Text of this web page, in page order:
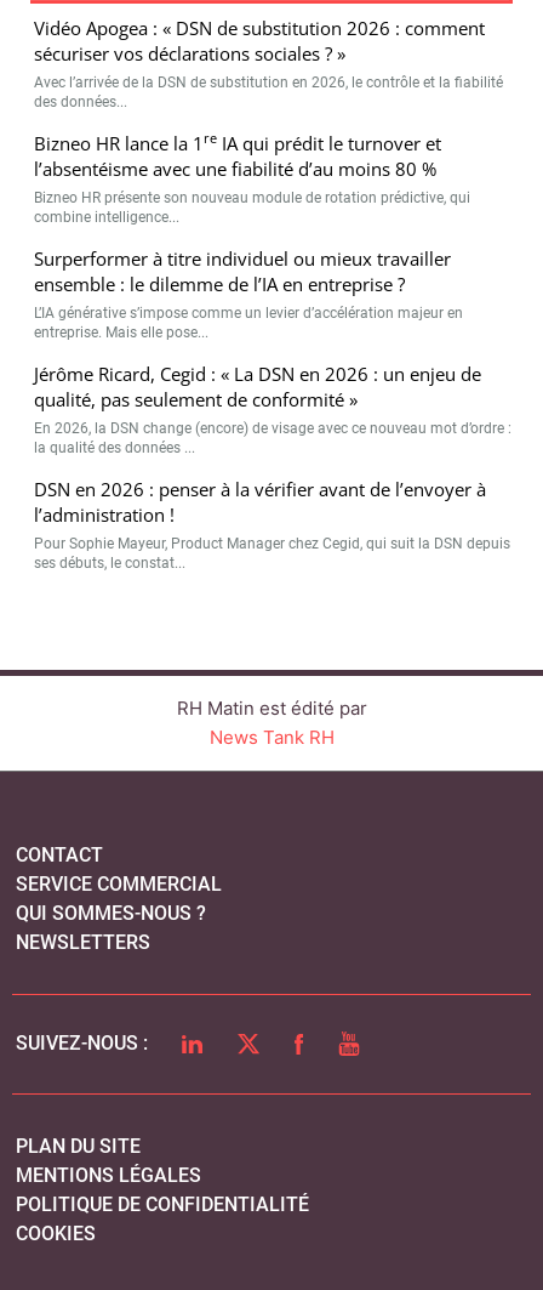
Vidéo Apogea : « DSN de substitution 2026 : comment
sécuriser vos déclarations sociales ? »
Avec l’arrivée de la DSN de substitution en 2026, le contrôle et la fiabilité
des données...
Bizneo HR lance la 1 re IA qui prédit le turnover et
l’absentéisme avec une fiabilité d’au moins 80 %
Bizneo HR présente son nouveau module de rotation prédictive, qui
combine intelligence...
Surperformer à titre individuel ou mieux travailler
ensemble : le dilemme de l’IA en entreprise ?
L’IA générative s’impose comme un levier d’accélération majeur en
entreprise. Mais elle pose...
Jérôme Ricard, Cegid : « La DSN en 2026 : un enjeu de
qualité, pas seulement de conformité »
En 2026, la DSN change (encore) de visage avec ce nouveau mot d’ordre :
la qualité des données ...
DSN en 2026 : penser à la vérifier avant de l’envoyer à
l’administration !
Pour Sophie Mayeur, Product Manager chez Cegid, qui suit la DSN depuis
ses débuts, le constat...
RH Matin est édité par
News Tank RH
CONTACT
SERVICE COMMERCIAL
QUI SOMMES-NOUS ?
NEWSLETTERS
SUIVEZ-NOUS : LINKEDINTWITTERFACEBOOK
YOUTUBE
PLAN DU SITE
MENTIONS LÉGALES
POLITIQUE DE CONFIDENTIALITÉ
COOKIES